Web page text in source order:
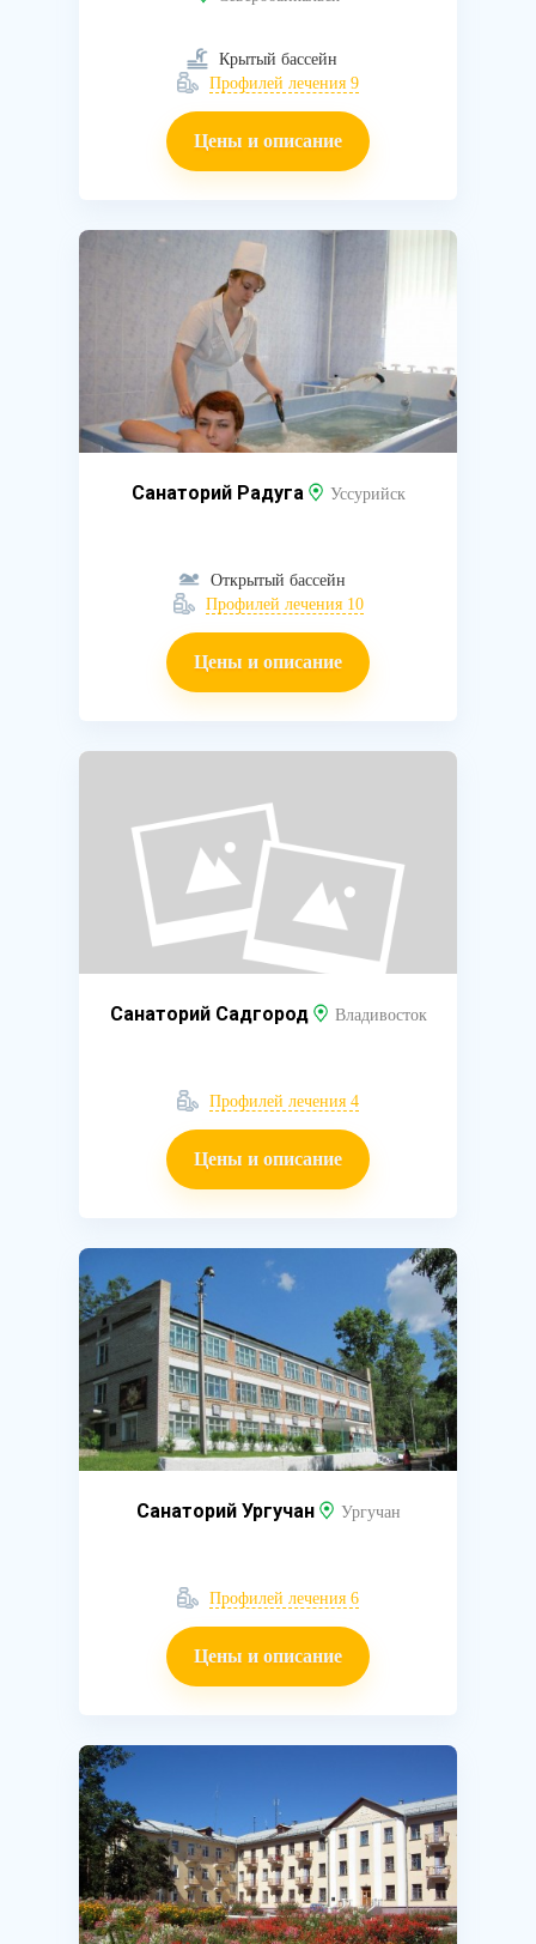
Крытый бассейн
Профилей лечения 9
Цены и описание
Санаторий Радуга Уссурийск
Открытый бассейн
Профилей лечения 10
Цены и описание
Санаторий Садгород Владивосток
Профилей лечения 4
Цены и описание
Санаторий Ургучан Ургучан
Профилей лечения 6
Цены и описание